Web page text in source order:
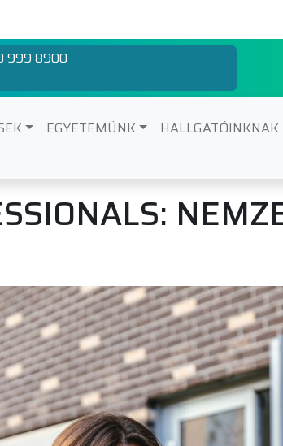
999 8900
EGYETEMÜNK HALLGATÓINKNAK